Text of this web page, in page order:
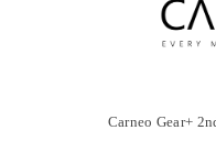
Carneo Gear+